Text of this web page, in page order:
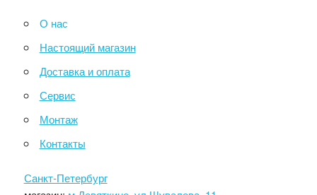
О нас
Настоящий магазин
Доставка и оплата
Сервис
Монтаж
Контакты
Санкт-Петербург